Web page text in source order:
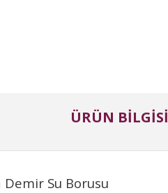
ÜRÜN BILGISI
Demir Su Borusu